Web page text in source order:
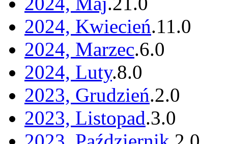
2024, Kwiecień.11.0
2024, Marzec.6.0
2024, Luty.8.0
2023, Grudzień.2.0
2023, Listopad.3.0